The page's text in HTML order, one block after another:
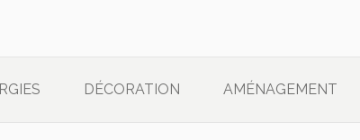
DÉCORATION AMÉNAGEMENT